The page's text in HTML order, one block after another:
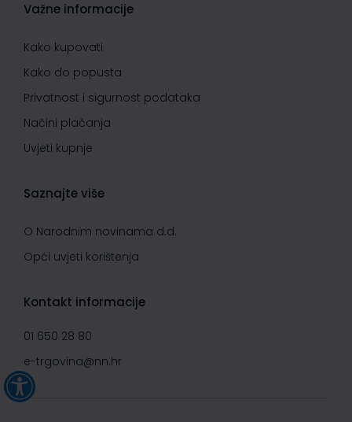
Važne informacije
Kako kupovati
Kako do popusta
Privatnost i sigurnost podataka
Načini plaćanja
Uvjeti kupnje
Saznajte više
O Narodnim novinama d.d.
Opći uvjeti korištenja
Kontakt informacije
01 650 28 80
e-trgovina@nn.hr